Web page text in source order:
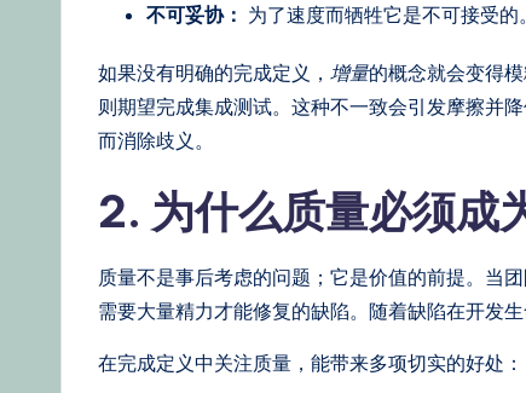
不可妥协： 为了速度而牺牲它是不可接受的。
如果没有明确的完成定义， 增量的概念就会变得
则期望完成集成测试。这种不一致会引发摩擦并
而消除歧义。
2. 为什么质量必须成
质量不是事后考虑的问题；它是价值的前提。当
需要大量精力才能修复的缺陷。随着缺陷在开发
在完成定义中关注质量，能带来多项切实的好处：